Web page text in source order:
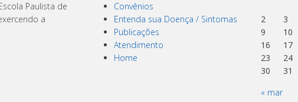
Paulista de
a
Convênios
Entenda sua Doença / Sintomas
Publicações
Atendimento
Home
2
3
9
10
16
17
23
24
30
31
« mar